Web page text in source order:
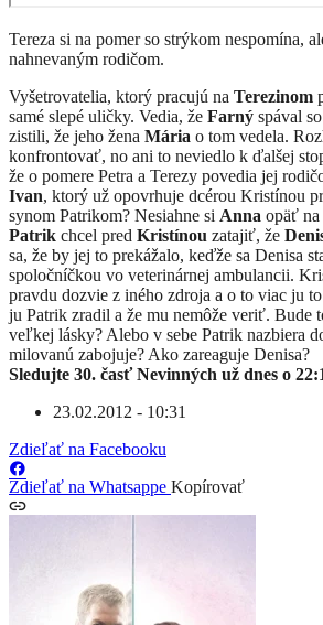
Tereza si na pomer so strýkom nespomína,
nahnevaným rodičom.
Vyšetrovatelia, ktorý pracujú na Terezinom
samé slepé uličky. Vedia, že Farný spával
zistili, že jeho žena Mária o tom vedela.
konfrontovať, no ani to neviedlo k ďalšej
že o pomere Petra a Terezy povedia jej
Ivan, ktorý už opovrhuje dcérou Kristínou
synom Patrikom? Nesiahne si Anna opäť
Patrik chcel pred Kristínou zatajiť, že
sa, že by jej to prekážalo, keďže sa Denisa
spoločníčkou vo veterinárnej ambulancii.
pravdu dozvie z iného zdroja a o to viac ju
ju Patrik zradil a že mu nemôže veriť. Bude
veľkej lásky? Alebo v sebe Patrik nazbiera
milovanú zabojuje? Ako zareaguje Denisa?
Sledujte 30. časť Nevinných už dnes o
23.02.2012 - 10:31
Zdieľať na Facebooku
Zdieľať na Whatsappe Kopírovať